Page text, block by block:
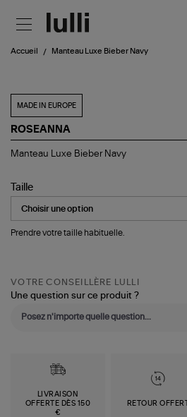
Accueil Manteau Luxe Bieber Navy
MADE IN EUROPE
ROSEANNA
Manteau
Navy
Manteau Luxe Bieber Navy
Taille
Prendre votre taille habituelle.
VOTRE CONSEILLÈRE LULLI
Une question sur ce produit ?
LIVRAISON
OFFERTE DÈS 150
€
RETOUR OFFERT